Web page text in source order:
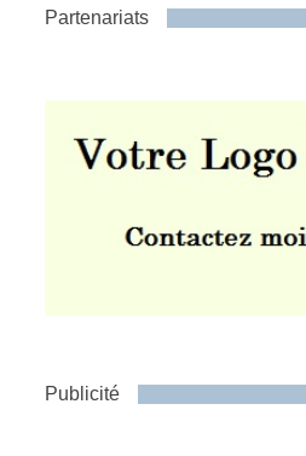
Partenariats
Publicité